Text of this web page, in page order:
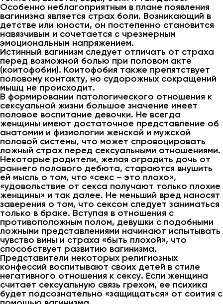
Особенно неблагоприятным в плане появления
вагинизма является страх боли. Возникающий в
детстве или юности, он постепенно становится
навязчивым и сочетается с чрезмерным
эмоциональным напряжением.
Истинный вагинизм следует отличать от страха
перед возможной болью при половом акте
(коитофобии). Коитофобия также препятствует
половому контакту, но судорожных сокращений
мышц не происходит.
В формировании патологического отношения к
сексуальной жизни большое значение имеет
половое воспитание девочки. Не всегда
женщины имеют достаточное представление об
анатомии и физиологии женской и мужской
половой системы, что может спровоцировать
ложный страх перед сексуальными отношениями.
Некоторые родители, желая оградить дочь от
раннего полового дебюта, стараются внушить
ей мысль о том, что «секс – это плохо»,
«удовольствие от секса получают только плохие
женщины» и так далее. Не меньший вред наносят
заверения о том, что сексом следует заниматься
только в браке. Вступая в отношения с
противоположным полом, девушки с подобными
ложными представлениями начинают испытывать
чувство вины и страха «быть плохой», что
способствует развитию вагинизма.
Представители некоторых религиозных
конфессий воспитывают своих детей в стиле
негативного отношения к сексу. Если женщина
считает сексуальную связь грехом, ее психика
будет подсознательно «защищаться» от соития с